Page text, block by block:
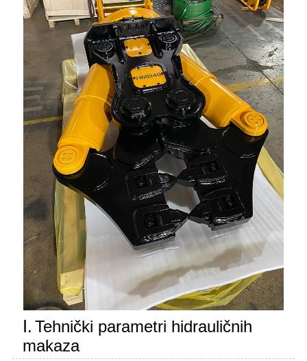
Ⅰ. Tehnički parametri hidrauličnih
makaza